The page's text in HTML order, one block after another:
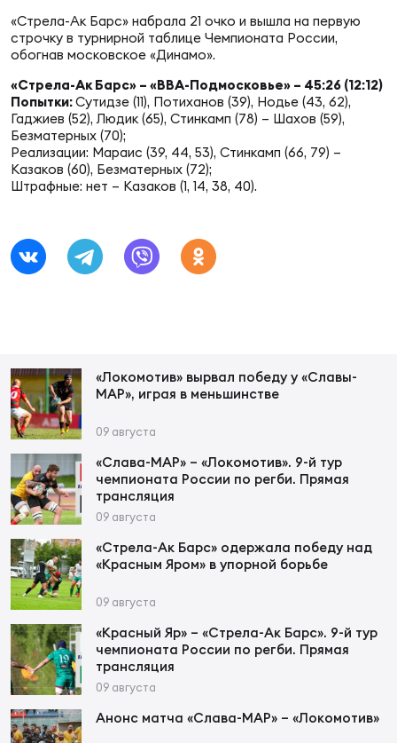
по
«Стрела-Ак Барс» набрала 21 очко и вышла на первую
строчку в турнирной таблице Чемпионата России,
обогнав московское «Динамо».
«Стрела-Ак Барс» – «ВВА-Подмосковье» – 45:26 (12:12)
Попытки:Сутидзе (11), Потиханов (39), Нодье (43, 62),
Гаджиев (52), Людик (65), Стинкамп (78) – Шахов (59),
Безматерных (70);
Реализации: Мараис (39, 44, 53), Стинкамп (66, 79) –
Казаков (60), Безматерных (72);
Штрафные: нет – Казаков (1, 14, 38, 40).
«Локомотив» вырвал победу у «Славы-
МАР», играя в меньшинстве
09 августа
«Слава-МАР» – «Локомотив». 9-й тур
чемпионата России по регби. Прямая
трансляция
09 августа
«Стрела-Ак Барс» одержала победу над
«Красным Яром» в упорной борьбе
09 августа
«Красный Яр» – «Стрела-Ак Барс». 9-й тур
чемпионата России по регби. Прямая
трансляция
09 августа
Анонс матча «Слава-МАР» – «Локомотив»